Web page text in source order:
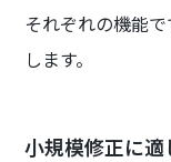
それぞれの機能
します。
小規模修正に